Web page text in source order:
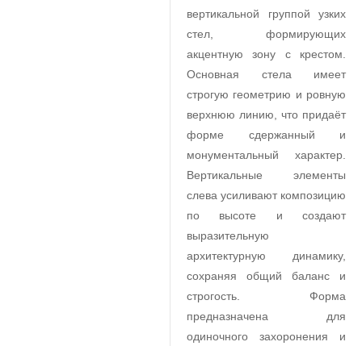
вертикальной группой узких
стел, формирующих
акцентную зону с крестом.
Основная стела имеет
строгую геометрию и ровную
верхнюю линию, что придаёт
форме сдержанный и
монументальный характер.
Вертикальные элементы
слева усиливают композицию
по высоте и создают
выразительную
архитектурную динамику,
сохраняя общий баланс и
строгость. Форма
предназначена для
одиночного захоронения и